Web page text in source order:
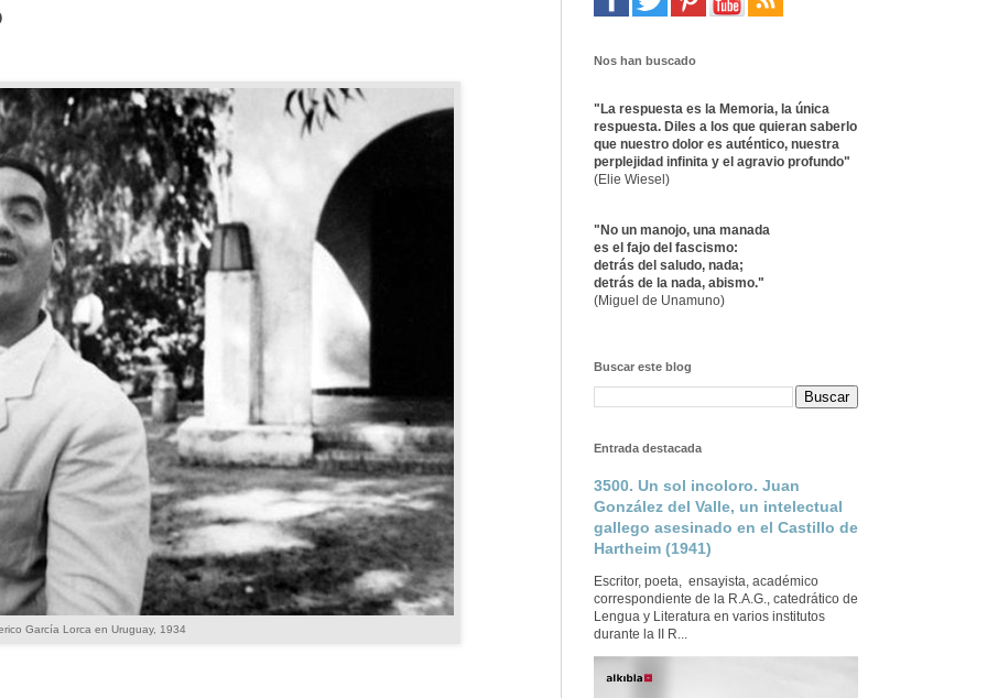
García Lorca en Uruguay, 1934
Nos han buscado
"La respuesta es la Memoria, la única
respuesta. Diles a los que quieran saberlo
que nuestro dolor es auténtico, nuestra
perplejidad infinita y el agravio profundo"
(Elie Wiesel)
"No un manojo, una manada
es el fajo del fascismo:
detrás del saludo, nada;
detrás de la nada, abismo."
(Miguel de Unamuno)
Buscar este blog
Entrada destacada
3500. Un sol incoloro. Juan
González del Valle, un intelectual
gallego asesinado en el Castillo de
Hartheim (1941)
Escritor, poeta, ensayista, académico
correspondiente de la R.A.G., catedrático de
Lengua y Literatura en varios institutos
durante la II R...